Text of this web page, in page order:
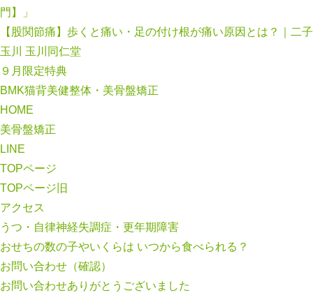
門】」
【股関節痛】歩くと痛い・足の付け根が痛い原因とは？｜二子
玉川 玉川同仁堂
９月限定特典
BMK猫背美健整体・美骨盤矯正
HOME
美骨盤矯正
LINE
TOPページ
TOPページ旧
アクセス
うつ・自律神経失調症・更年期障害
おせちの数の子やいくらは いつから食べられる？
お問い合わせ（確認）
お問い合わせありがとうございました